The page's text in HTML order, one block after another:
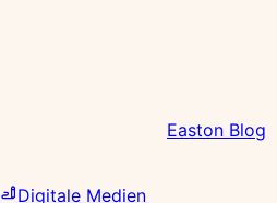
Easton Blog
Digitale Medien